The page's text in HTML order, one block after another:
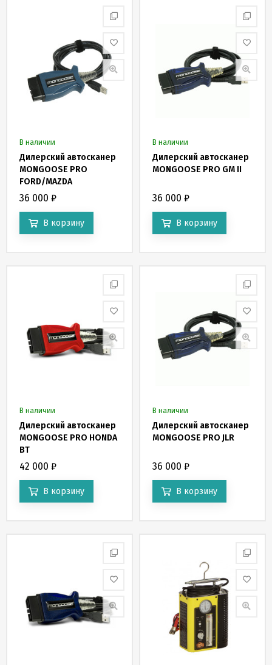
В наличии
Дилерский автосканер
MONGOOSE PRO
FORD/MAZDA
36 000 ₽
В корзину
В наличии
Дилерский автосканер
MONGOOSE PRO GM II
36 000 ₽
В корзину
В наличии
Дилерский автосканер
MONGOOSE PRO HONDA
BT
42 000 ₽
В корзину
В наличии
Дилерский автосканер
MONGOOSE PRO JLR
36 000 ₽
В корзину